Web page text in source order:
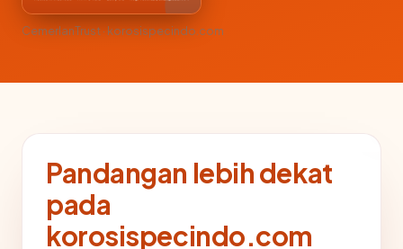
CemerlanTrust · korosispecindo.com
Pandangan lebih dekat
pada
korosispecindo.com